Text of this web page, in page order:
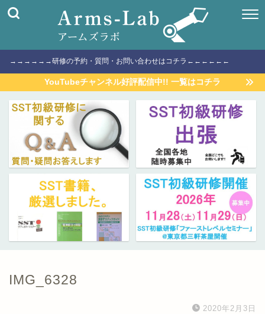
→→→→→→研修の予約・質問・お問い合わせはコチラ←←←←←←
YouTubeチャンネル好評配信中!! 一覧はコチラ
IMG_6328
2020年2月3日